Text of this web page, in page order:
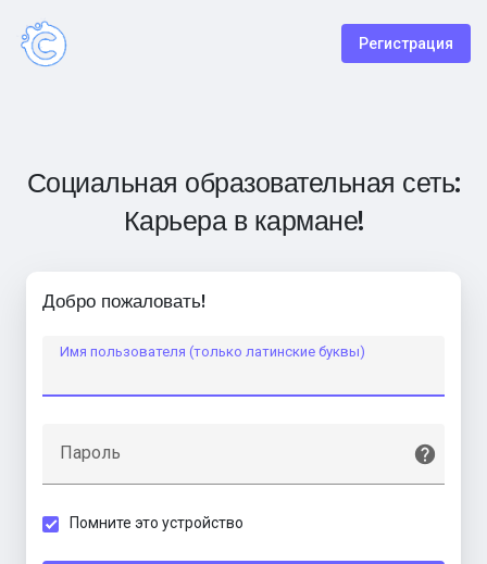
Регистрация
Социальная образовательная сеть:
Карьера в кармане!
Добро пожаловать!
Имя пользователя (только латинские буквы)
Пароль
Помните это устройство